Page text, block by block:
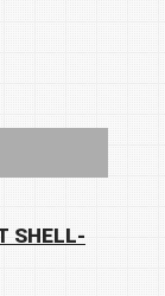
SHELL-